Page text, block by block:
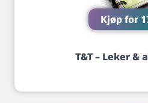
Kjøp for
T&T – Leker